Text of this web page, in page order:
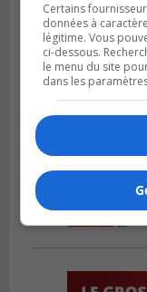
Certains
données à
légitime. Vous
ci-dessous.
le menu du site
dans les